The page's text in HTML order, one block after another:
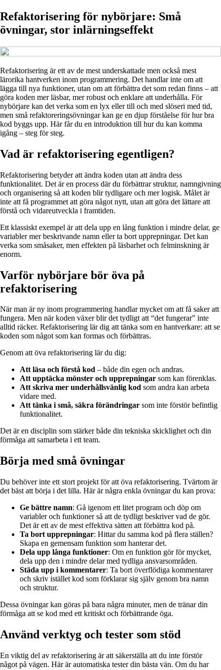
Refaktorisering för nybörjare: Små
övningar, stor inlärningseffekt
Refaktorisering är ett av de mest underskattade men också mest
lärorika hantverken inom programmering. Det handlar inte om att
lägga till nya funktioner, utan om att förbättra det som redan finns – att
göra koden mer läsbar, mer robust och enklare att underhålla. För
nybörjare kan det verka som en lyx eller till och med slöseri med tid,
men små refaktoreringsövningar kan ge en djup förståelse för hur bra
kod byggs upp. Här får du en introduktion till hur du kan komma
igång – steg för steg.
Vad är refaktorisering egentligen?
Refaktorisering betyder att ändra koden utan att ändra dess
funktionalitet. Det är en process där du förbättrar struktur, namngivning
och organisering så att koden blir tydligare och mer logisk. Målet är
inte att få programmet att göra något nytt, utan att göra det lättare att
förstå och vidareutveckla i framtiden.
Ett klassiskt exempel är att dela upp en lång funktion i mindre delar, ge
variabler mer beskrivande namn eller ta bort upprepningar. Det kan
verka som småsaker, men effekten på läsbarhet och felminskning är
enorm.
Varför nybörjare bör öva på
refaktorisering
När man är ny inom programmering handlar mycket om att få saker att
fungera. Men när koden växer blir det tydligt att “det fungerar” inte
alltid räcker. Refaktorisering lär dig att tänka som en hantverkare: att se
koden som något som kan formas och förbättras.
Genom att öva refaktorisering lär du dig:
Att läsa och förstå kod – både din egen och andras.
Att upptäcka mönster och upprepningar som kan förenklas.
Att skriva mer underhållsvänlig kod som andra kan arbeta
vidare med.
Att tänka i små, säkra förändringar som inte förstör befintlig
funktionalitet.
Det är en disciplin som stärker både din tekniska skicklighet och din
förmåga att samarbeta i ett team.
Börja med små övningar
Du behöver inte ett stort projekt för att öva refaktorisering. Tvärtom är
det bäst att börja i det lilla. Här är några enkla övningar du kan prova:
Ge bättre namn: Gå igenom ett litet program och döp om
variabler och funktioner så att de tydligt beskriver vad de gör.
Det är ett av de mest effektiva sätten att förbättra kod på.
Ta bort upprepningar: Hittar du samma kod på flera ställen?
Skapa en gemensam funktion som hanterar det.
Dela upp långa funktioner: Om en funktion gör för mycket,
dela upp den i mindre delar med tydliga ansvarsområden.
Städa upp i kommentarer: Ta bort överflödiga kommentarer
och skriv istället kod som förklarar sig själv genom bra namn
och struktur.
Dessa övningar kan göras på bara några minuter, men de tränar din
förmåga att se kod med ett kritiskt och förbättrande öga.
Använd verktyg och tester som stöd
En viktig del av refaktorisering är att säkerställa att du inte förstör
något på vägen. Här är automatiska tester din bästa vän. Om du har